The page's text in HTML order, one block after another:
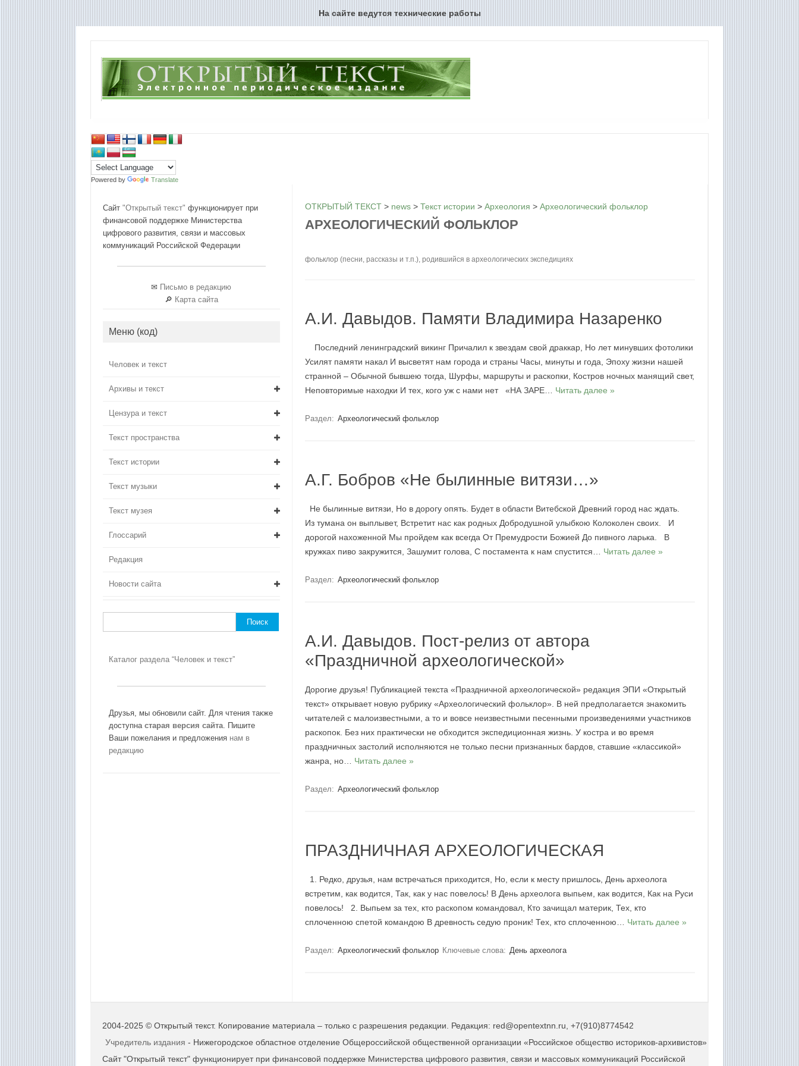
На сайте ведутся технические работы
Powered by Translate
ОТКРЫТЫЙ ТЕКСТ > news >Текст истории >Археология >Археологический фольклор
АРХЕОЛОГИЧЕСКИЙ ФОЛЬКЛОР
фольклор (песни, рассказы и т.п.), родившийся в археологических экспедициях
А.И. Давыдов. Памяти Владимира Назаренко
Последний ленинградский викинг Причалил к звездам свой драккар, Но лет минувших фотолики
Усилят памяти накал И высветят нам города и страны Часы, минуты и года, Эпоху жизни нашей
странной – Обычной бывшею тогда, Шурфы, маршруты и раскопки, Костров ночных манящий свет,
Неповторимые находки И тех, кого уж с нами нет «НА ЗАРЕ… Читать далее »
Раздел: Археологический фольклор
А.Г. Бобров «Не былинные витязи…»
Не былинные витязи, Но в дорогу опять. Будет в области Витебской Древний город нас ждать.
Из тумана он выплывет, Встретит нас как родных Добродушной улыбкою Колоколен своих. И
дорогой нахоженной Мы пройдем как всегда От Премудрости Божией До пивного ларька. В
кружках пиво закружится, Зашумит голова, С постамента к нам спустится… Читать далее »
Раздел: Археологический фольклор
А.И. Давыдов. Пост-релиз от автора
«Праздничной археологической»
Дорогие друзья! Публикацией текста «Праздничной археологической» редакция ЭПИ «Открытый
текст» открывает новую рубрику «Археологический фольклор». В ней предполагается знакомить
читателей с малоизвестными, а то и вовсе неизвестными песенными произведениями участников
раскопок. Без них практически не обходится экспедиционная жизнь. У костра и во время
праздничных застолий исполняются не только песни признанных бардов, ставшие «классикой»
жанра, но… Читать далее »
Раздел: Археологический фольклор
ПРАЗДНИЧНАЯ АРХЕОЛОГИЧЕСКАЯ
1. Редко, друзья, нам встречаться приходится, Но, если к месту пришлось, День археолога
встретим, как водится, Так, как у нас повелось! В День археолога выпьем, как водится, Как на Руси
повелось! 2. Выпьем за тех, кто раскопом командовал, Кто зачищал материк, Тех, кто
сплоченною спетой командою В древность седую проник! Тех, кто сплоченною… Читать далее »
Раздел: Археологический фольклор Ключевые слова: День археолога
Сайт "Открытый текст" функционирует при
финансовой поддержке Министерства
цифрового развития, связи и массовых
коммуникаций Российской Федерации
✉ Письмо в редакцию
🔎 Карта сайта
Меню (код)
Человек и текст
Архивы и текст
Цензура и текст
Текст пространства
Текст истории
Текст музыки
Текст музея
Глоссарий
Редакция
Новости сайта
Каталог раздела “Человек и текст”
Друзья, мы обновили сайт. Для чтения также
доступна старая версия сайта. Пишите
Ваши пожелания и предложения нам в
редакцию
2004-2025 © Открытый текст. Копирование материала – только с разрешения редакции. Редакция: red@opentextnn.ru, +7(910)8774542
Учредитель издания - Нижегородское областное отделение Общероссийской общественной организации «Российское общество историков-архивистов»
Сайт "Открытый текст" функционирует при финансовой поддержке Министерства цифрового развития, связи и массовых коммуникаций Российской